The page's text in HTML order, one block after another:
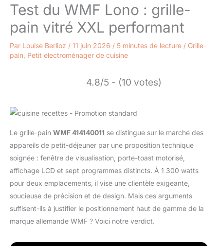
Test du WMF Lono : grille-
pain vitré XXL performant
Par Louise Berlioz / 11 juin 2026 / 5 minutes de lecture / Grille-
pain Petit electroménager de cuisine
4.8/5 - (10 votes)
Le grille-pain WMF 414140011 se distingue sur le marché des
appareils de petit-déjeuner par une proposition technique
soignée : fenêtre de visualisation, porte-toast motorisé,
affichage LCD et sept programmes distincts. À 1 300 watts
pour deux emplacements, il vise une clientèle exigeante,
soucieuse de précision et de design. Mais ces arguments
suffisent-ils à justifier le positionnement haut de gamme de la
marque allemande WMF ? Voici notre verdict.